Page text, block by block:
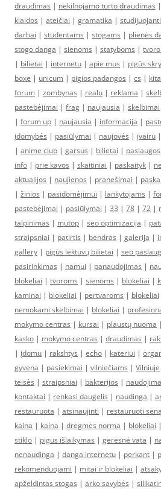
draudimas | nekilnojamo turto draudimas |
klaidos | ateičiai | gramatika |
darbai | studentams | stogams | plienės
stogo danga | sienoms | statyboms |
| bilietai | internetu | apie mus | pigūs
boxe | unicum | pigios padangos | cs | kita
forum | zombynas | realu | reklama |
pastebėjimai | frag | naujausia | skelbimai
| forum up | naujausia | informacija |
įdomybės | pasiūlymai | naujovės | įvairu |
| anime club | garsus | bilietai | paslaugos
info | prie kavos | skaitiniai | paskaityk |
aktualijos | naujienos | pranešimai |
| žinios | pasidomėjimui | lankytojams |
pastebėjimai | pasiūlymai | 33 | 78 | 72 |
talpinimas | mutop | seo optimizacija |
straipsniai | patirtis | bendras | galerija |
gallery | pigūs lėktuvų bilietai | seo
pasirinkimas | namui | panaudojimas |
blokeliai | tvoroms | sienoms | blokeliai |
kaminai | blokeliai | pertvaroms | blokeliai
nemokami skelbimai | blokeliai |
mokymo centras | kursai | plaustų nuoma |
kasko | mokymo centras | draudimas |
| įdomu | rakshtys | echo | kateriui |
gyvena | pasiekimai | vilniečiams | Vilniuje
teisės | straipsniai | bakterijos |
kontaktai | renkasi daugelis | naudinga |
restauruota | atsinaujinti | restauruoti seną
kaina | kaina | drėgmės norma | blokeliai |
stiklo | pigus išlaikymas | geresnė vata |
nenaudinga | danga internetu | perkant |
rekomenduojami | mitai ir blokeliai |
apželdintas stogas | arko savybės |